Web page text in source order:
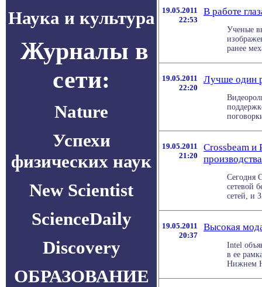
Наука и культура
Журналы в
сети:
Nature
Успехи
физических наук
New Scientist
ScienceDaily
Discovery
ОБРАЗОВАНИЕ
19.05.2011
22:53
В работе
Ученые
ранее
19.05.2011
22:20
Лучше один
19.05.2011
21:20
Crossbeam и
Сегодня
сетевой
сетей, и
19.05.2011
20:37
Высокая
Intel
в ее
Нижнем